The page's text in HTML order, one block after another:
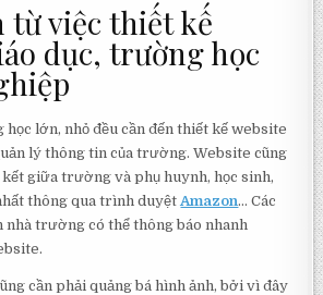
từ việc thiết kế
dục, trường học
lớn, nhỏ đều cần đến thiết kế website
lý thông tin của trường. Website cũng
giữa trường và phụ huynh, học sinh,
thông qua trình duyệt Amazon… Các
nhà trường có thể thông báo nhanh
cần phải quảng bá hình ảnh, bởi vì đây